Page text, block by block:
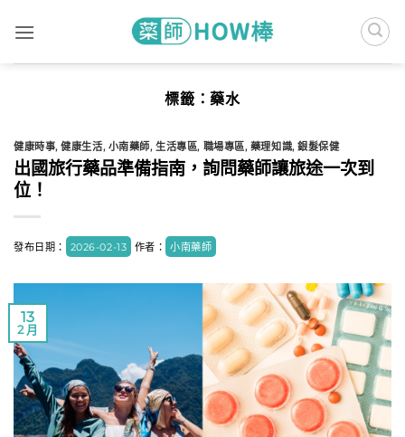
標籤： 藥水
健康時事,健康生活, 小南藥師,生活專區, 職場專區, 藥理知識,銀髮保健
出國旅行藥品準備指南，詢問藥師讓旅途一次到
位！
發布日期： 2026-02-13 作者： 小南藥師
13
2 月